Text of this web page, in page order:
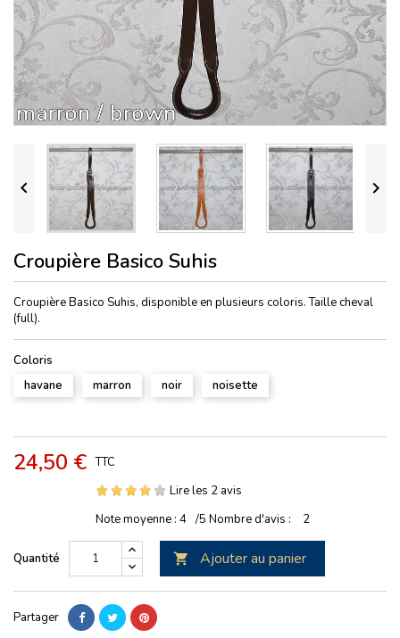
 
Croupière Basico Suhis
Croupière Basico Suhis, disponible en plusieurs coloris. Taille cheval
(full).
Coloris
havane
marron noir noisette
24,50 € TTC
Lire les 2 avis
Note moyenne : 4 /5 Nombre d'avis : 2
Quantité  Ajouter au panier
Partager